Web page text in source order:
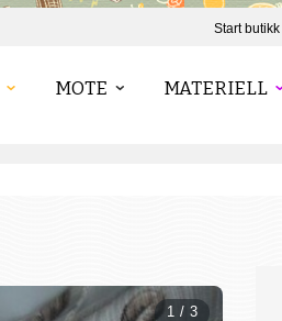
Start butikk
MOTE MATERIELL
1 / 3